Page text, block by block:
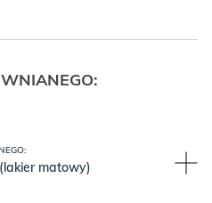
matowy)